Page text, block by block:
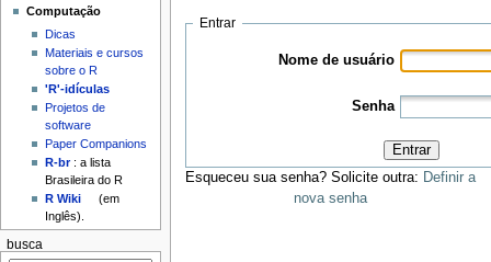
Entrar
Nome de usuário
Senha
Entrar
Esqueceu sua senha? Solicite outra: Definir a
nova senha
Computação
Dicas
Materiais e cursos
sobre o R
'R'-idículas
Projetos de
software
Paper Companions
R-br: a lista
Brasileira do R
R Wiki
(em
Inglês).
busca